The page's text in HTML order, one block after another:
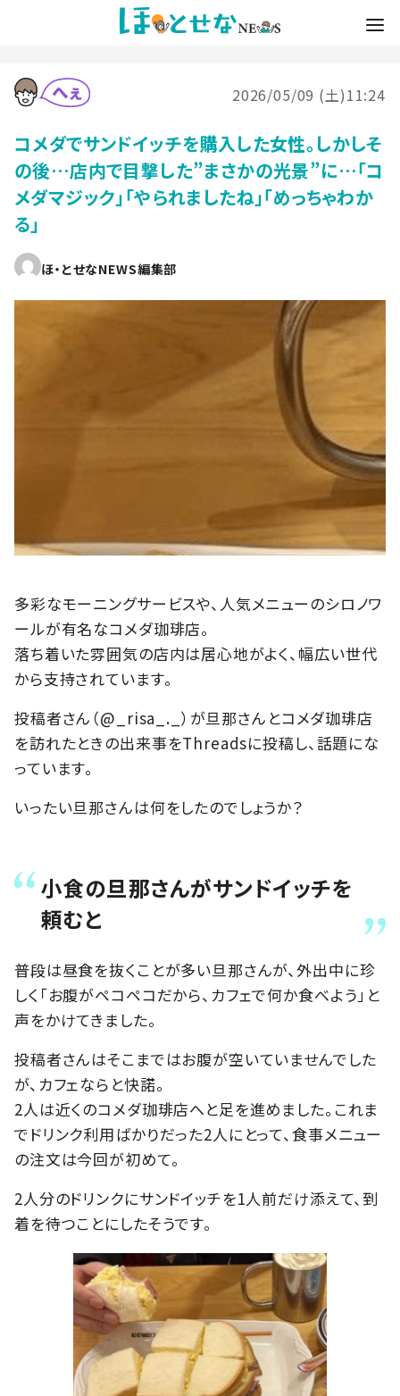
2026/05/09 (土)11:24
コメダでサンドイッチを購入した女性。しかしそ
の後…店内で目撃した”まさかの光景”に…「コ
メダマジック」「やられましたね」「めっちゃわか
る」
ほ・とせなNEWS編集部
多彩なモーニングサービスや、人気メニューのシロノワ
ールが有名なコメダ珈琲店。
落ち着いた雰囲気の店内は居心地がよく、幅広い世代
から支持されています。
投稿者さん（@_risa_._）が旦那さんとコメダ珈琲店
を訪れたときの出来事をThreadsに投稿し、話題にな
っています。
いったい旦那さんは何をしたのでしょうか？
小食の旦那さんがサンドイッチを
頼むと
普段は昼食を抜くことが多い旦那さんが、外出中に珍
しく「お腹がペコペコだから、カフェで何か食べよう」と
声をかけてきました。
投稿者さんはそこまではお腹が空いていませんでした
が、カフェならと快諾。
2人は近くのコメダ珈琲店へと足を進めました。これま
でドリンク利用ばかりだった2人にとって、食事メニュー
の注文は今回が初めて。
2人分のドリンクにサンドイッチを1人前だけ添えて、到
着を待つことにしたそうです。